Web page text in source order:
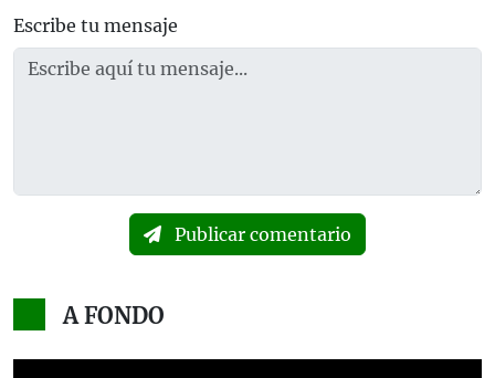
Escribe tu mensaje
Publicar comentario
A FONDO